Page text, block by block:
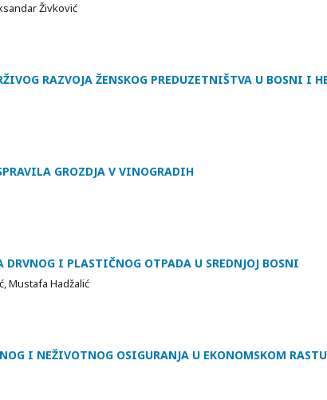
Živković
RAZVOJA ŽENSKOG PREDUZETNIŠTVA U BOSNI I
GROZDJA V VINOGRADIH
DRVNOG I PLASTIČNOG OTPADA U SREDNJOJ BOSNI
Mustafa Hadžalić
I NEŽIVOTNOG OSIGURANJA U EKONOMSKOM RASTU